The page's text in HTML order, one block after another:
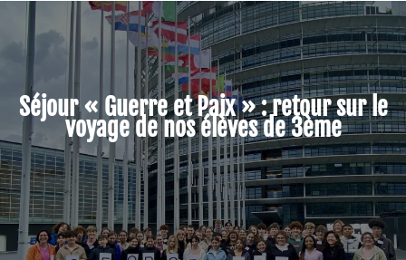
Séjour « Guerre et Paix » : retour sur le
voyage de nos élèves de 3ème